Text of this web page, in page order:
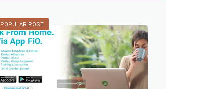
POPULAR POST